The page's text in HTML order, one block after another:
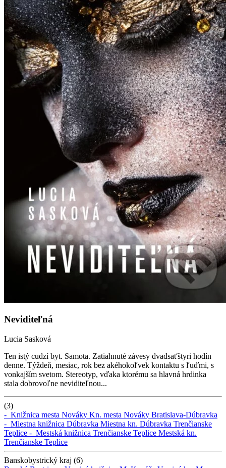
Neviditeľná
Lucia Sasková
Ten istý cudzí byt. Samota. Zatiahnuté závesy dvadsaťštyri hodín
denne. Týždeň, mesiac, rok bez akéhokoľvek kontaktu s ľuďmi, s
vonkajším svetom. Stereotyp, vďaka ktorému sa hlavná hrdinka
stala dobrovoľne neviditeľnou...
(3)
- Knižnica mesta Nováky Kn. mesta Nováky Bratislava-Dúbravka
- Miestna knižnica Dúbravka Miestna kn. Dúbravka Trenčianske
Teplice - Mestská knižnica Trenčianske Teplice Mestská kn.
Trenčianske Teplice
Banskobystrický kraj (6)